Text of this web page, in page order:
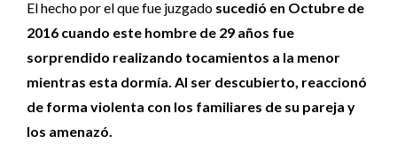
El hecho por el que fue juzgado sucedió en Octubre de
2016 cuando este hombre de 29 años fue
sorprendido realizando tocamientos a la menor
mientras esta dormía. Al ser descubierto, reaccionó
de forma violenta con los familiares de su pareja y
los amenazó.